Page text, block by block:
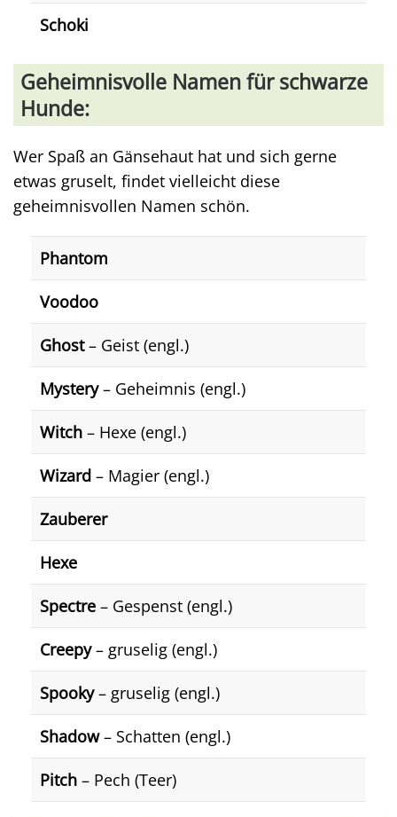
Schoki
Geheimnisvolle Namen für schwarze
Hunde:
Wer Spaß an Gänsehaut hat und sich gerne
etwas gruselt, findet vielleicht diese
geheimnisvollen Namen schön.
Phantom
Voodoo
Ghost– Geist (engl.)
Mystery– Geheimnis (engl.)
Witch – Hexe (engl.)
Wizard – Magier (engl.)
Zauberer
Hexe
Spectre – Gespenst (engl.)
Creepy– gruselig (engl.)
Spooky– gruselig (engl.)
Shadow– Schatten (engl.)
Pitch – Pech (Teer)